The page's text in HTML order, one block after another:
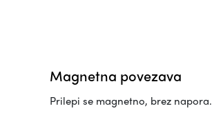
Magnetna povezava
Prilepi se magnetno, brez napora.